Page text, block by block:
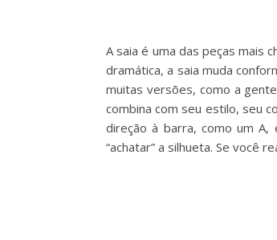
A saia é uma das peças mais
dramática, a saia muda
muitas versões, como a
combina com seu estilo, seu
direção à barra, como um
“achatar” a silhueta. Se você